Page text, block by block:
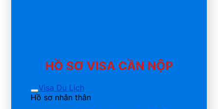
HỒ SƠ VISA CẦN NỘP
Visa Du Lịch
Hồ sơ nhân thân